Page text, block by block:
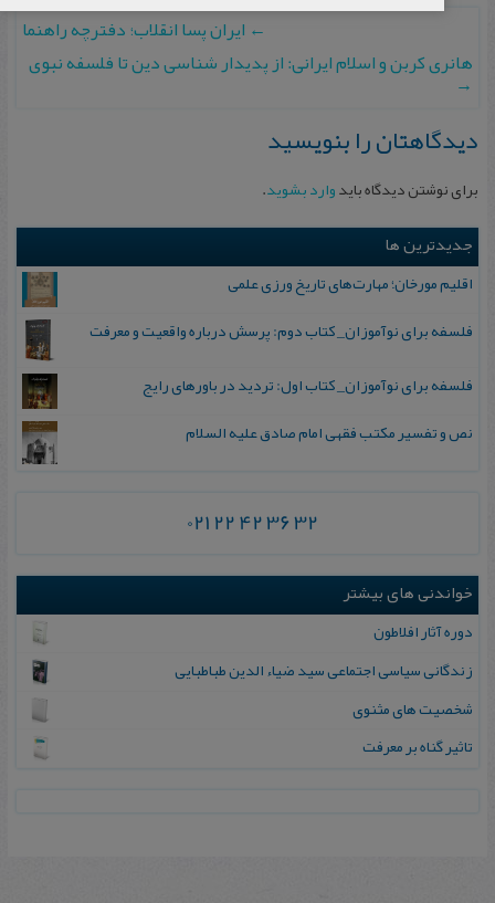
← ایران پسا انقلاب؛ دفترچه‌ راهنما
هانری کربن و اسلام ایرانی: از پدیدار شناسی دین تا فلسفه نبوی
→
دیدگاهتان را بنویسید
برای نوشتن دیدگاه بایدوارد بشوید.
جدیدترین ها
اقلیم مورخان؛ مهارت‌های تاریخ ورزی علمی
فلسفه برای نوآموزان_ کتاب دوم: پرسش درباره واقعیت و معرفت
فلسفه برای نوآموزان_ کتاب اول: تردید در باورهای رایج
نص و تفسیر مکتب فقهی امام صادق علیه السلام
021 22 42 36 32
خواندنی های بیشتر
دوره آثار افلاطون
زندگانی‌ سیاسی‌ اجتماعی‌ سید ضیاء الدین‌ طباطبایی
شخصیت های مثنوی
تاثیر گناه بر معرفت